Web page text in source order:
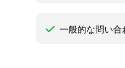
一般的な問い合